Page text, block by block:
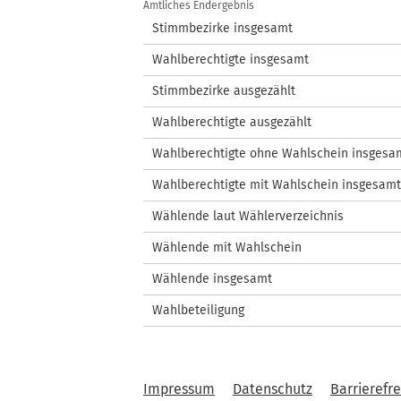
Amtliches Endergebnis
Stimmbezirke insgesamt
Wahlberechtigte insgesamt
Stimmbezirke ausgezählt
Wahlberechtigte ausgezählt
Wahlberechtigte ohne Wahlschein
Wahlberechtigte mit Wahlschein insgesamt
Wählende laut Wählerverzeichnis
Wählende mit Wahlschein
Wählende insgesamt
Wahlbeteiligung
Impressum Datenschutz